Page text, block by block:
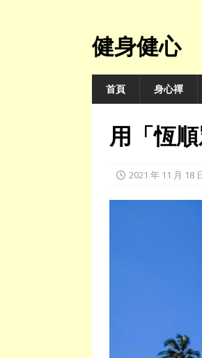
健身健心
首頁 身心禪
用「恆
2021 年 11 月 18